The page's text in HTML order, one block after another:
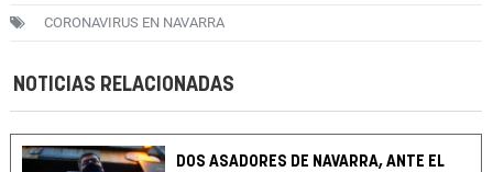
CORONAVIRUS EN NAVARRA
NOTICIAS RELACIONADAS
DOS ASADORES DE NAVARRA, ANTE EL